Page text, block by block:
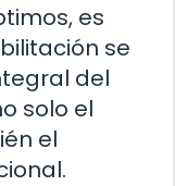
es
se
del
solo el
el